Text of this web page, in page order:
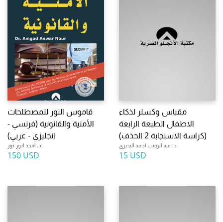
قاموس النور للمصطلحات
الأمنية والقانونية (فرنسي -
انجليزي - عربي)
د. امجد انور نور
150 USD
مقياس وكسلر لذكاء
الاطفال الطبعة الرابعة
(كراسة الاستجابة 2 الحذف)
د. عبد الرقيب احمد البحيرى
15 USD